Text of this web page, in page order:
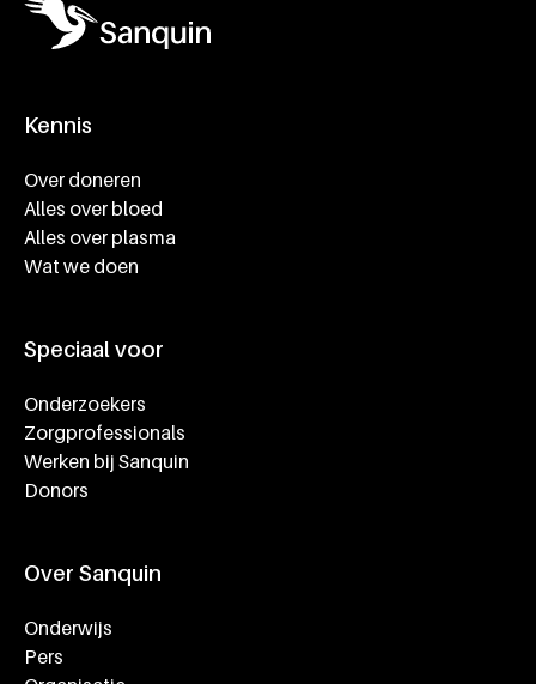
Kennis
Over doneren
Alles over bloed
Alles over plasma
Wat we doen
Speciaal voor
Onderzoekers
Zorgprofessionals
Werken bij Sanquin
Donors
Over Sanquin
Onderwijs
Pers